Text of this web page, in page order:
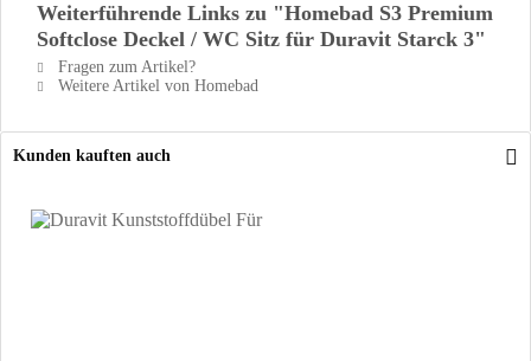
Weiterführende Links zu "Homebad S3 Premium
Softclose Deckel / WC Sitz für Duravit Starck 3"
Fragen zum Artikel?
Weitere Artikel von Homebad
Kunden kauften auch